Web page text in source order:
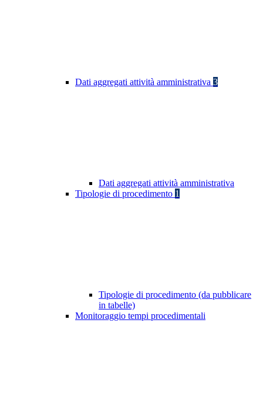
Dati aggregati attività amministrativa 3
Dati aggregati attività amministrativa
Tipologie di procedimento 1
Tipologie di procedimento (da pubblicare
in tabelle)
Monitoraggio tempi procedimentali